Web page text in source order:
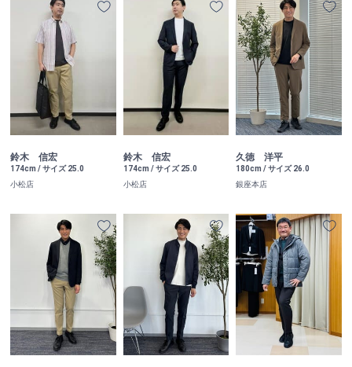
鈴木 信宏
174cm / サイズ 25.0
小松店
鈴木 信宏
174cm / サイズ 25.0
小松店
久徳 洋平
180cm / サイズ 26.0
銀座本店